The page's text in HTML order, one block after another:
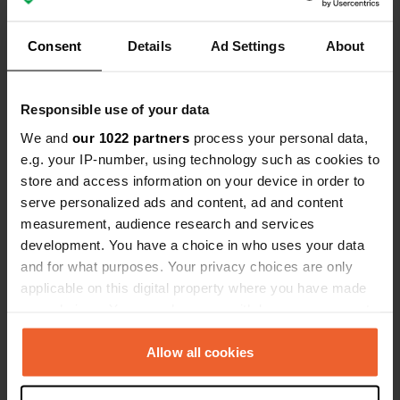
Consent Details Ad Settings About
Responsible use of your data
We and our 1022 partners process your personal data,
e.g. your IP-number, using technology such as cookies to
store and access information on your device in order to
serve personalized ads and content, ad and content
measurement, audience research and services
development. You have a choice in who uses your data
and for what purposes. Your privacy choices are only
applicable on this digital property where you have made
any time from the Cookie Declaration or by clicking on
the Privacy trigger icon.Allow all cookies
Es-tu déjà venu ici ?
Contact
Emplacement
Theodor-Heuss-Allee 15
28215, Brême, Allemagne
53.08662 8.81233
Copie